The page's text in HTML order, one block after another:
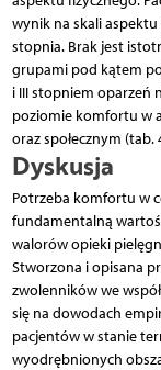
wynik na skali
stopnia. Brak jest
grupami pod kątem
i III stopniem oparzeń
poziomie komfortu w
oraz społecznym (tab.
Dyskusja
Potrzeba komfortu w
fundamentalną
walorów opieki
Stworzona i opisana
zwolenników we
się na dowodach
pacjentów w stanie
wyodrębnionych